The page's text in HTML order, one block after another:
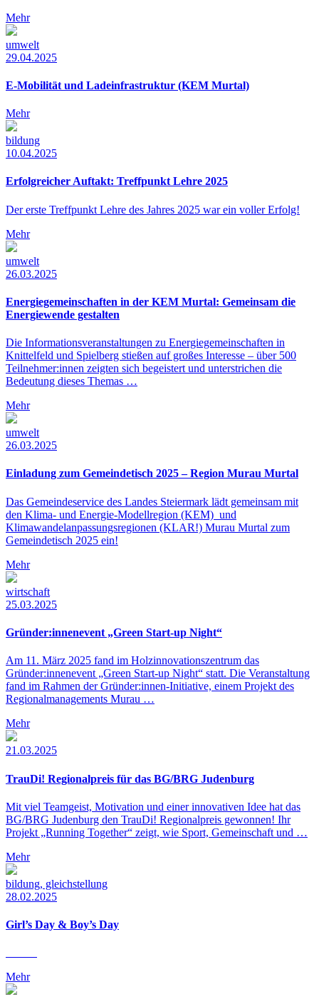
Mehr
umwelt
29.04.2025
E-Mobilität und Ladeinfrastruktur (KEM Murtal)
Mehr
bildung
10.04.2025
Erfolgreicher Auftakt: Treffpunkt Lehre 2025
Der erste Treffpunkt Lehre des Jahres 2025 war ein voller Erfolg!
Mehr
umwelt
26.03.2025
Energiegemeinschaften in der KEM Murtal: Gemeinsam die
Energiewende gestalten
Die Informationsveranstaltungen zu Energiegemeinschaften in
Knittelfeld und Spielberg stießen auf großes Interesse – über 500
Teilnehmer:innen zeigten sich begeistert und unterstrichen die
Bedeutung dieses Themas …
Mehr
umwelt
26.03.2025
Einladung zum Gemeindetisch 2025 – Region Murau Murtal
Das Gemeindeservice des Landes Steiermark lädt gemeinsam mit
den Klima- und Energie-Modellregion (KEM) und
Klimawandelanpassungsregionen (KLAR!) Murau Murtal zum
Gemeindetisch 2025 ein!
Mehr
wirtschaft
25.03.2025
Gründer:innenevent „Green Start-up Night“
Am 11. März 2025 fand im Holzinnovationszentrum das
Gründer:innenevent „Green Start-up Night“ statt. Die Veranstaltung
fand im Rahmen der Gründer:innen-Initiative, einem Projekt des
Regionalmanagements Murau …
Mehr
21.03.2025
TrauDi! Regionalpreis für das BG/BRG Judenburg
Mit viel Teamgeist, Motivation und einer innovativen Idee hat das
BG/BRG Judenburg den TrauDi! Regionalpreis gewonnen! Ihr
Projekt „Running Together“ zeigt, wie Sport, Gemeinschaft und …
Mehr
bildung, gleichstellung
28.02.2025
Girl’s Day & Boy’s Day
Mehr